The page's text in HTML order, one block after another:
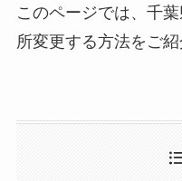
このページでは、千
所変更する方法をご紹